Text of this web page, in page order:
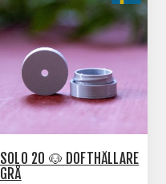
SOLO 20 🐶 DOFTHÅLLARE
GRÅ